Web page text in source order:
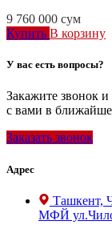
9 760 000 сум
Купить В корзину
У вас есть вопросы?
Закажите звонок
с вами в
Заказать звонок
Адрес
Ташкент,
МФЙ